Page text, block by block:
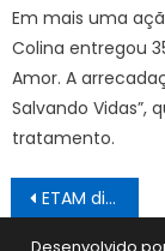
Em mais uma
Colina entregou
Amor. A
Salvando
tratamento.
de
ETAM divulga resultado dia 19